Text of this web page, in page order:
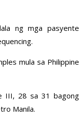
ng mga pasyente
mula sa Philippine
III, 28 sa 31 bagong
Manila.